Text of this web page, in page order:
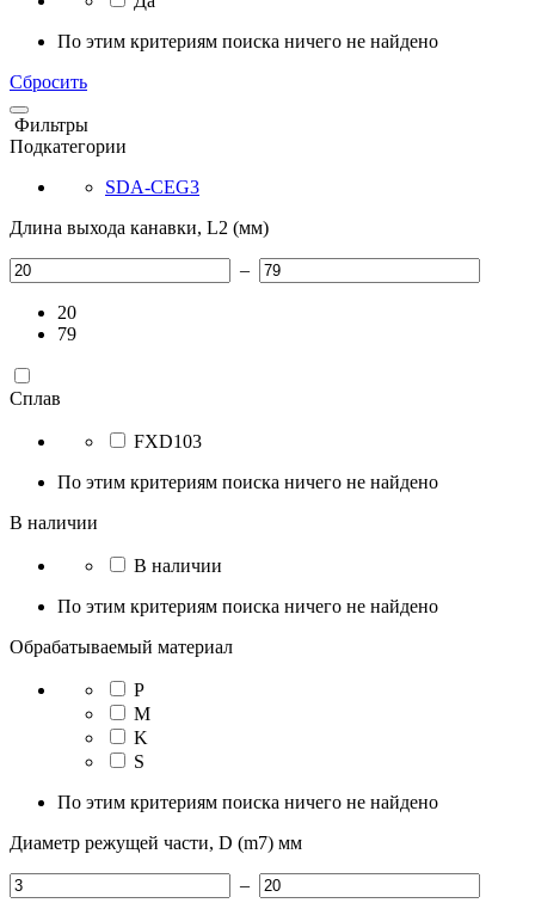
По этим критериям поиска ничего не найдено
Сбросить
Фильтры
Подкатегории
SDA-CEG3
Длина выхода канавки, L2 (мм)
–
20
79
Сплав
FXD103
По этим критериям поиска ничего не найдено
В наличии
В наличии
По этим критериям поиска ничего не найдено
Обрабатываемый материал
P
M
K
S
По этим критериям поиска ничего не найдено
Диаметр режущей части, D (m7) мм
–